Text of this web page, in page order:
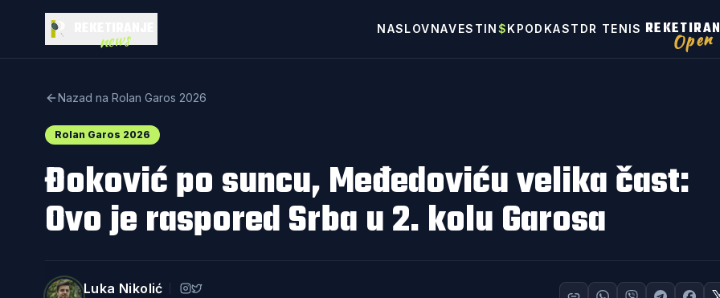
news NASLOVNAVESTIN$K PODKAST DR TENIS Open
Nazad na Rolan Garos 2026
Rolan Garos 2026
Đoković po suncu, Međedoviću velika čast:
Ovo je raspored Srba u 2. kolu Garosa
Luka Nikolić